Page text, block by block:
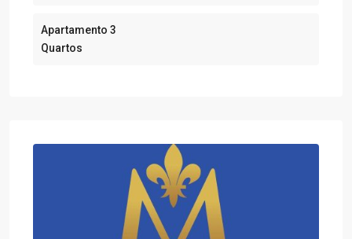
Apartamento 3
Quartos